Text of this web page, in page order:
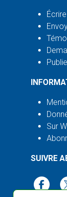
Sur
SUIVRE